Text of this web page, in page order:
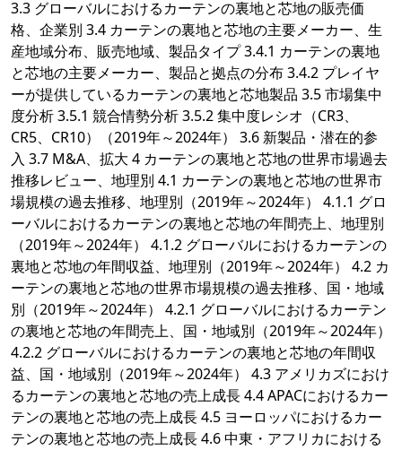
3.3 グローバルにおけるカーテンの裏地と芯地の販売価
格、企業別 3.4 カーテンの裏地と芯地の主要メーカー、生
産地域分布、販売地域、製品タイプ 3.4.1 カーテンの裏地
と芯地の主要メーカー、製品と拠点の分布 3.4.2 プレイヤ
ーが提供しているカーテンの裏地と芯地製品 3.5 市場集中
度分析 3.5.1 競合情勢分析 3.5.2 集中度レシオ（CR3、
CR5、CR10）（2019年～2024年） 3.6 新製品・潜在的参
入 3.7 M&A、拡大 4 カーテンの裏地と芯地の世界市場過去
推移レビュー、地理別 4.1 カーテンの裏地と芯地の世界市
場規模の過去推移、地理別（2019年～2024年） 4.1.1 グロ
ーバルにおけるカーテンの裏地と芯地の年間売上、地理別
（2019年～2024年） 4.1.2 グローバルにおけるカーテンの
裏地と芯地の年間収益、地理別（2019年～2024年） 4.2 カ
ーテンの裏地と芯地の世界市場規模の過去推移、国・地域
別（2019年～2024年） 4.2.1 グローバルにおけるカーテン
の裏地と芯地の年間売上、国・地域別（2019年～2024年）
4.2.2 グローバルにおけるカーテンの裏地と芯地の年間収
益、国・地域別（2019年～2024年） 4.3 アメリカズにおけ
るカーテンの裏地と芯地の売上成長 4.4 APACにおけるカー
テンの裏地と芯地の売上成長 4.5 ヨーロッパにおけるカー
テンの裏地と芯地の売上成長 4.6 中東・アフリカにおける